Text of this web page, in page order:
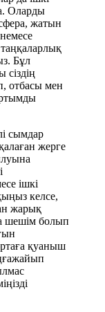
Оларды
жатын
Бұл
отбасы мен
сымдар
жерге
ішкі
келсе,
жарық
шешім болып
қуаныш